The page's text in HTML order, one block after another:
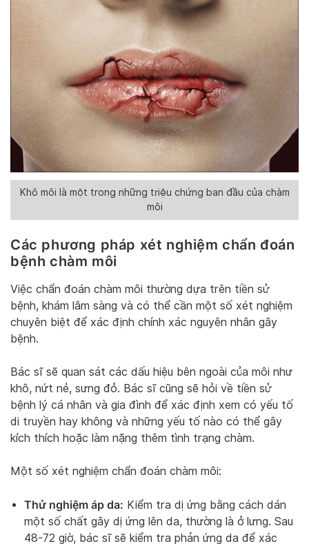
Khô môi là một trong những triệu chứng ban đầu của chàm
môi
Các phương pháp xét nghiệm chẩn đoán
bệnh chàm môi
Việc chẩn đoán chàm môi thường dựa trên tiền sử
bệnh, khám lâm sàng và có thể cần một số xét nghiệm
chuyên biệt để xác định chính xác nguyên nhân gây
bệnh.
Bác sĩ sẽ quan sát các dấu hiệu bên ngoài của môi như
khô, nứt nẻ, sưng đỏ. Bác sĩ cũng sẽ hỏi về tiền sử
bệnh lý cá nhân và gia đình để xác định xem có yếu tố
di truyền hay không và những yếu tố nào có thể gây
kích thích hoặc làm nặng thêm tình trạng chàm.
Một số xét nghiệm chẩn đoán chàm môi:
Thử nghiệm áp da: Kiểm tra dị ứng bằng cách dán
một số chất gây dị ứng lên da, thường là ở lưng. Sau
48-72 giờ, bác sĩ sẽ kiểm tra phản ứng da để xác